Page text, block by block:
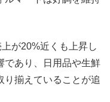
が20%近くも上昇し
であり、日用品や生鮮
り揃えていることが追